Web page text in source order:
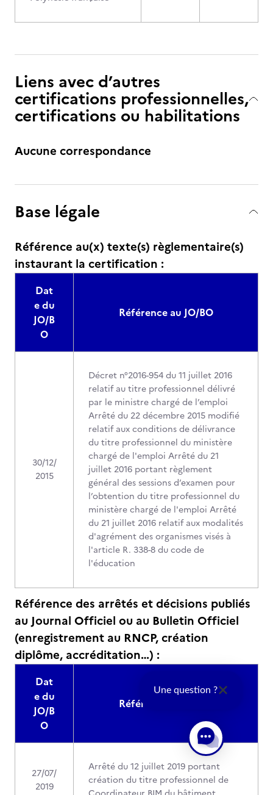
Liens avec d’autres
certifications professionnelles,
certifications ou habilitations
Aucune correspondance
Base légale
Référence au(x) texte(s) règlementaire(s)
instaurant la certification :
Dat
e du
JO/B
O
Référence au JO/BO
30/12/
2015
Décret n°2016-954 du 11 juillet 2016
relatif au titre professionnel délivré
par le ministre chargé de l’emploi
Arrêté du 22 décembre 2015 modifié
relatif aux conditions de délivrance
du titre professionnel du ministère
chargé de l'emploi Arrêté du 21
juillet 2016 portant règlement
général des sessions d’examen pour
l’obtention du titre professionnel du
ministère chargé de l'emploi Arrêté
du 21 juillet 2016 relatif aux modalités
d'agrément des organismes visés à
l'article R. 338-8 du code de
l'éducation
Référence des arrêtés et décisions publiés
au Journal Officiel ou au Bulletin Officiel
(enregistrement au RNCP, création
diplôme, accréditation…) :
Dat
e du
JO/B
O
Référence au JO/BO
27/07/
2019
Arrêté du 12 juillet 2019 portant
création du titre professionnel de
Une question ?